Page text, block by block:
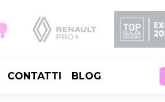
CONTATTI BLOG